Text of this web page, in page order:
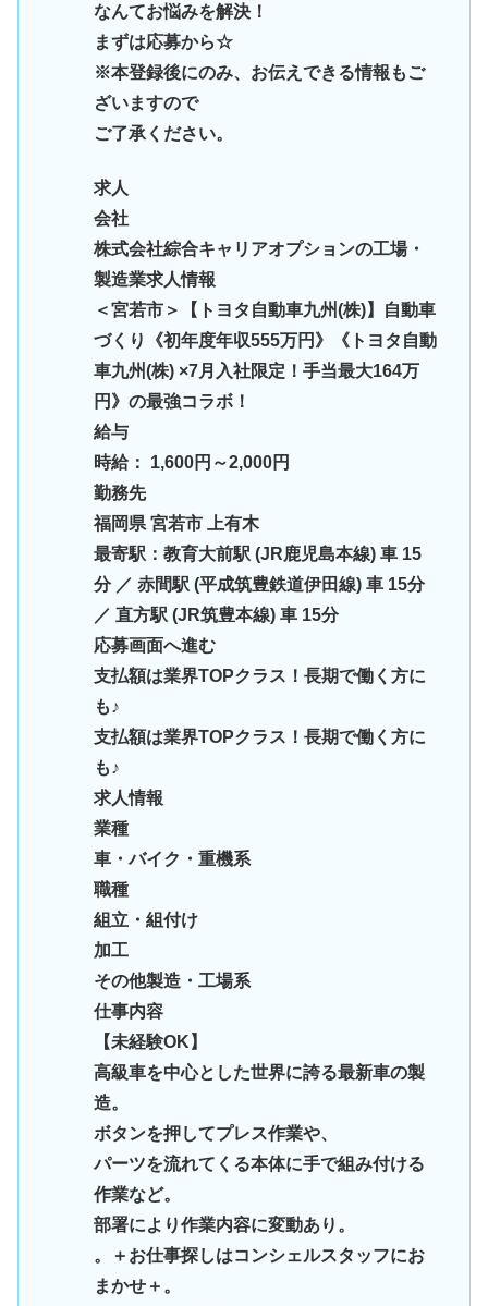
なんてお悩みを解決！
まずは応募から☆
※本登録後にのみ、お伝えできる情報もご
ざいますので
ご了承ください。
求人
会社
株式会社綜合キャリアオプションの工場・
製造業求人情報
＜宮若市＞【トヨタ自動車九州(株)】自動車
づくり《初年度年収555万円》《トヨタ自動
車九州(株) ×7月入社限定！手当最大164万
円》の最強コラボ！
給与
時給： 1,600円～2,000円
勤務先
福岡県 宮若市 上有木
最寄駅：教育大前駅 (JR鹿児島本線) 車 15
分 ／ 赤間駅 (平成筑豊鉄道伊田線) 車 15分
／ 直方駅 (JR筑豊本線) 車 15分
応募画面へ進む
支払額は業界TOPクラス！長期で働く方に
も♪
支払額は業界TOPクラス！長期で働く方に
も♪
求人情報
業種
車・バイク・重機系
職種
組立・組付け
加工
その他製造・工場系
仕事内容
【未経験OK】
高級車を中心とした世界に誇る最新車の製
造。
ボタンを押してプレス作業や、
パーツを流れてくる本体に手で組み付ける
作業など。
部署により作業内容に変動あり。
。＋お仕事探しはコンシェルスタッフにお
まかせ＋。